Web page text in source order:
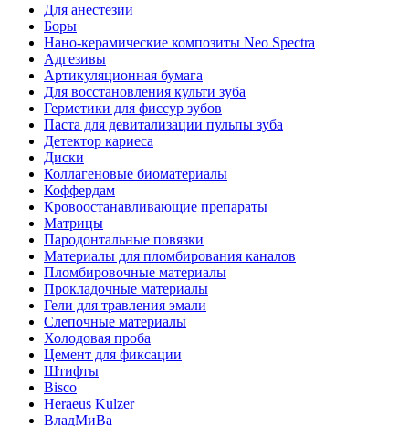
Для анестезии
Боры
Нано-керамические композиты Neo Spectra
Адгезивы
Артикуляционная бумага
Для восстановления культи зуба
Герметики для фиссур зубов
Паста для девитализации пульпы зуба
Детектор кариеса
Диски
Коллагеновые биоматериалы
Коффердам
Кровоостанавливающие препараты
Матрицы
Пародонтальные повязки
Материалы для пломбирования каналов
Пломбировочные материалы
Прокладочные материалы
Гели для травления эмали
Слепочные материалы
Холодовая проба
Цемент для фиксации
Штифты
Bisco
Heraeus Kulzer
ВладМиВа